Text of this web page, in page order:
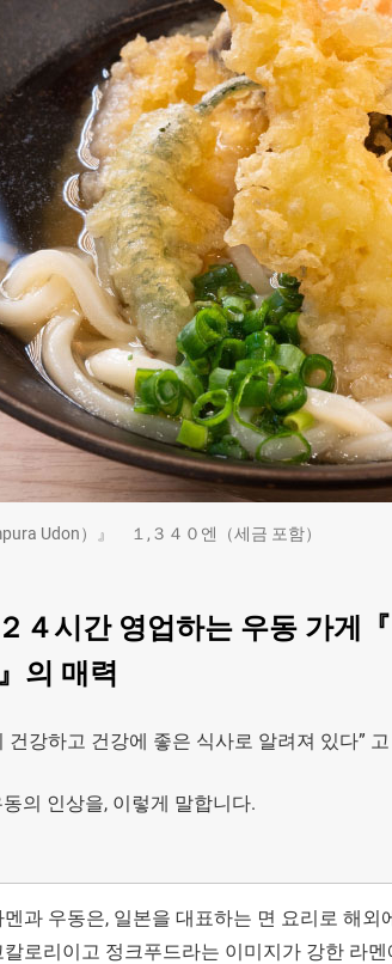
Udon）』 １,３４０엔（세금 포함）
４시간 영업하는 우동 가게
의 매력
건강하고 건강에 좋은 식사로 알려져 있다”
의 인상을, 이렇게 말합니다.
멘과 우동은, 일본을 대표하는 면 요리로 해외
칼로리이고 정크푸드라는 이미지가 강한 라